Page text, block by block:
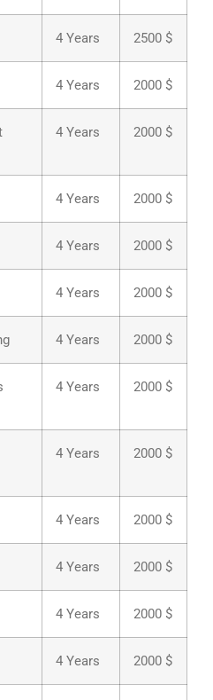
4 Years 2500 $
4 Years 2000 $
4 Years 2000 $
4 Years 2000 $
4 Years 2000 $
4 Years 2000 $
4 Years 2000 $
4 Years 2000 $
4 Years 2000 $
4 Years 2000 $
4 Years 2000 $
4 Years 2000 $
4 Years 2000 $